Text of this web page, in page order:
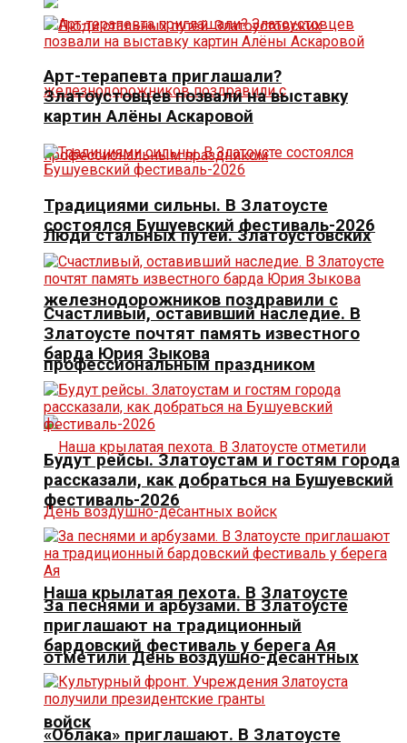
Люди стальных путей. Златоустовских
железнодорожников поздравили с
профессиональным праздником
Наша крылатая пехота. В Златоусте
отметили День воздушно-десантных
войск
Арт-терапевта приглашали?
Златоустовцев позвали на выставку
картин Алёны Аскаровой
Традициями сильны. В Златоусте
состоялся Бушуевский фестиваль-2026
Счастливый, оставивший наследие. В
Златоусте почтят память известного
барда Юрия Зыкова
Будут рейсы. Златоустам и гостям города
рассказали, как добраться на Бушуевский
фестиваль-2026
За песнями и арбузами. В Златоусте
приглашают на традиционный
бардовский фестиваль у берега Ая
«Облака» приглашают. В Златоусте